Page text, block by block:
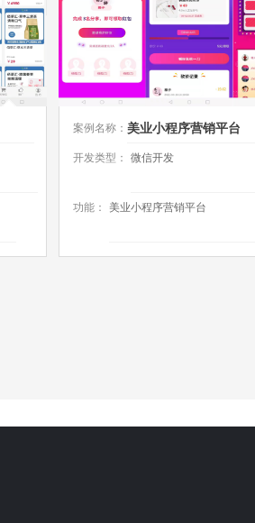
案例名称： 美业小程序营销平台
开发类型： 微信开发
功能： 美业小程序营销平台